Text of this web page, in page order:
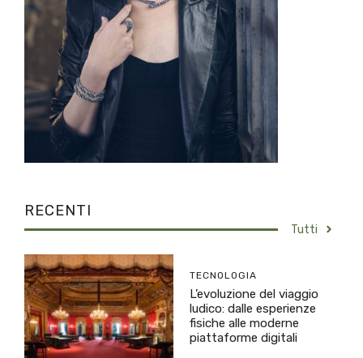
RECENTI
Tutti
TECNOLOGIA
L’evoluzione del viaggio
ludico: dalle esperienze
fisiche alle moderne
piattaforme digitali